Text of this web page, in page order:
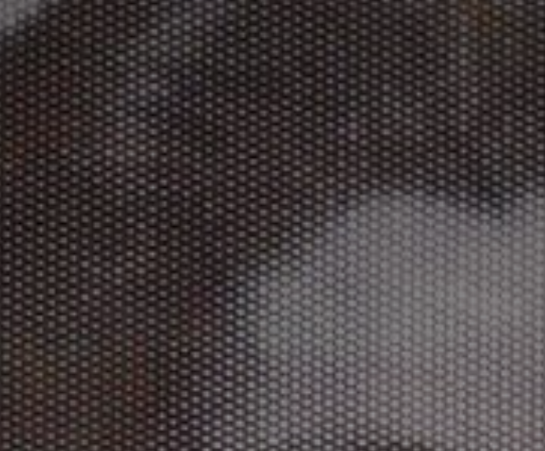
Adresse email*
Nom
Prénom
Statut / Organisation
J'accepte lestermes et conditions
Adresse email*
Nom
Prénom